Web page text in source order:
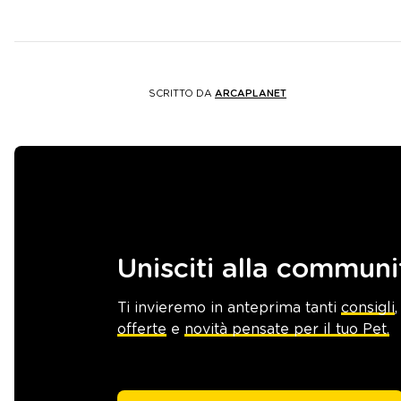
SCRITTO DA ARCAPLANET
Unisciti alla
Ti invieremo in anteprima tanti consigli,
offerte e novità pensate per il tuo Pet.